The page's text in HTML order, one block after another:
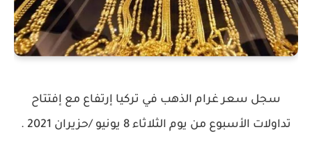
سجل سعر غرام الذهب في تركيا إرتفاع مع إفتتاح
تداولات الأسبوع من يوم الثلاثاء 8 يونيو /حزيران 2021 .